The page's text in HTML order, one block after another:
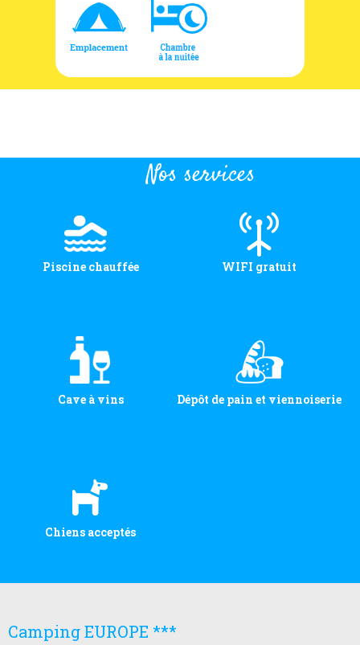
Nos services
Piscine chauffée WIFI gratuit
Cave à vins Dépôt de pain et viennoiserie
Chiens acceptés
Camping EUROPE ***